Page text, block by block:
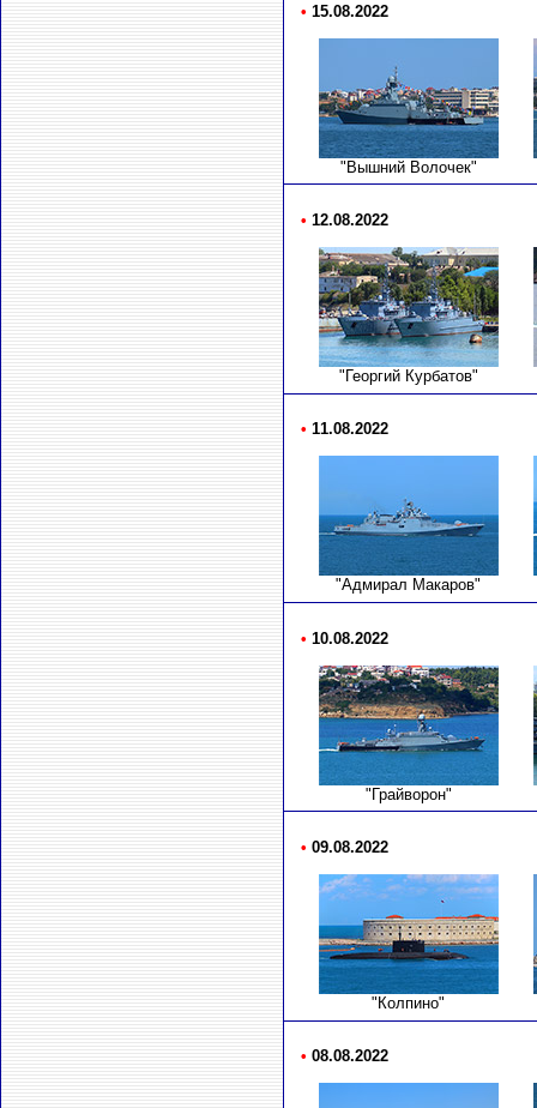
• 15.08.2022
"Вышний Волочек"
• 12.08.2022
"Георгий Курбатов"
• 11.08.2022
"Адмирал Макаров"
• 10.08.2022
"Грайворон"
• 09.08.2022
"Колпино"
• 08.08.2022